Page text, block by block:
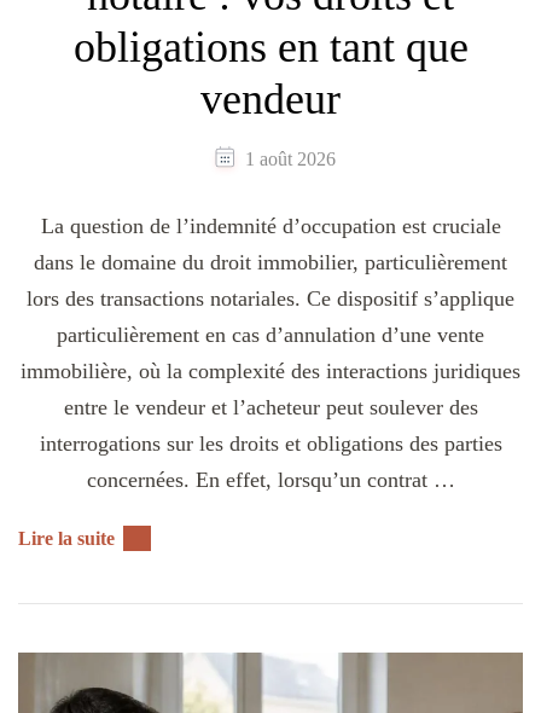
obligations en tant que
vendeur
1 août 2026
La question de l’indemnité d’occupation est cruciale
dans le domaine du droit immobilier, particulièrement
lors des transactions notariales. Ce dispositif s’applique
particulièrement en cas d’annulation d’une vente
immobilière, où la complexité des interactions juridiques
entre le vendeur et l’acheteur peut soulever des
interrogations sur les droits et obligations des parties
concernées. En effet, lorsqu’un contrat …
Lire la suite